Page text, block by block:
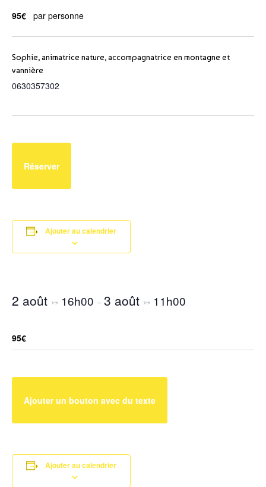
95€ par personne
Sophie, animatrice nature, accompagnatrice en montagne et
vannière
0630357302
Réserver
Ajouter au calendrier
2 août ⤖ 16h00 –3 août ⤖ 11h00
95€
Ajouter un bouton avec du texte
Ajouter au calendrier